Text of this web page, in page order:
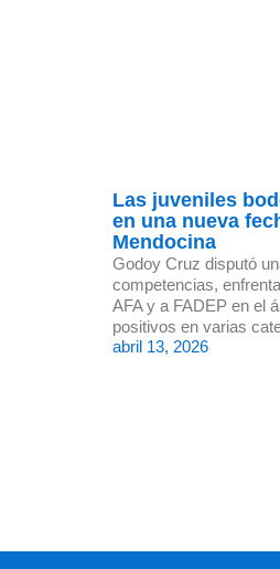
Las juveniles
en una nueva
Mendocina
Godoy Cruz disputó
competencias,
AFA y a FADEP en el
positivos en varias
abril 13, 2026